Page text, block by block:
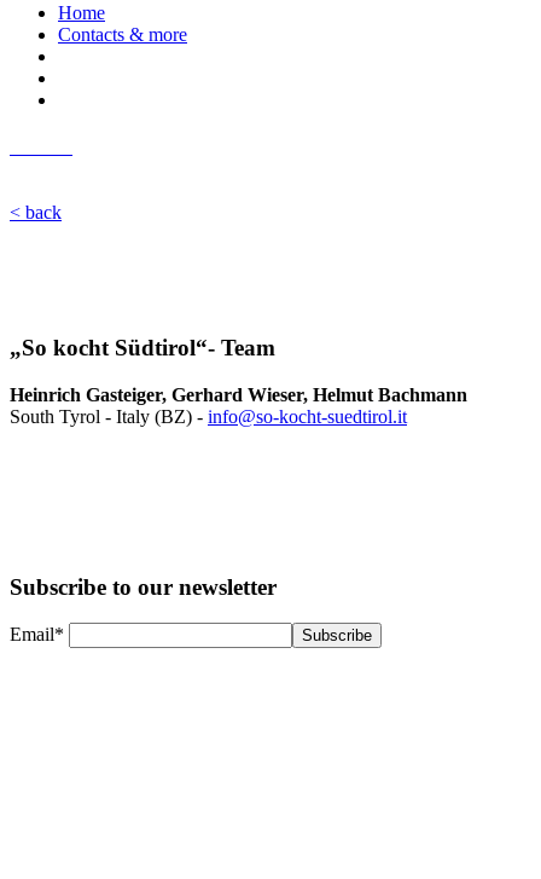
Home
Contacts & more
< back
„So kocht Südtirol“- Team
Heinrich Gasteiger, Gerhard Wieser, Helmut Bachmann
South Tyrol - Italy (BZ) - info@so-kocht-suedtirol.it
Subscribe to our newsletter
Email* Subscribe